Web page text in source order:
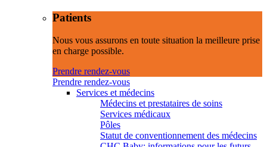
Patients
Nous vous assurons en toute situation la meilleure prise
en charge possible.
Prendre rendez-vous
Prendre rendez-vous
Services et médecins
Médecins et prestataires de soins
Services médicaux
Pôles
Statut de conventionnement des médecins